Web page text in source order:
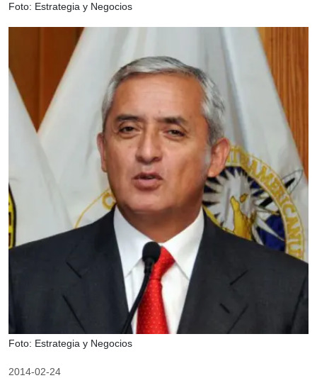
Foto: Estrategia y Negocios
Foto: Estrategia y Negocios
2014-02-24